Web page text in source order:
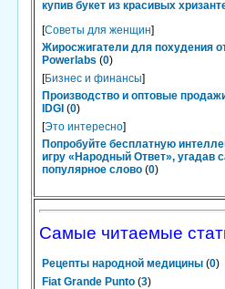
купив букет из красивых
[Советы для женщин]
Жиросжигатели для похудения
Powerlabs (0)
[Бизнес и финансы]
Производство и оптовые
IDGI (0)
[Это интересно]
Попробуйте бесплатную
игру «Народный Ответ», угадав
популярное слово (0)
Самые читаемые
Рецепты народной медицины (0)
Fiat Grande Punto (3)